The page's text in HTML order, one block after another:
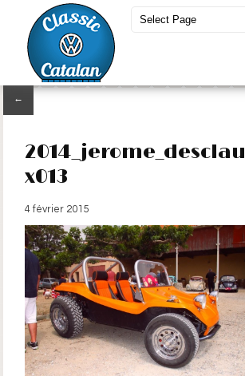
←
2014_jerome_desclau
x013
4 février 2015